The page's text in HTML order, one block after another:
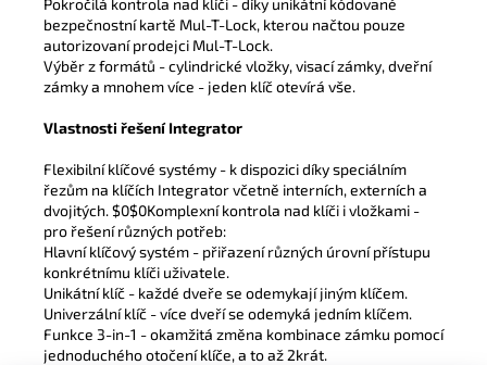
bezpečnostní kartě Mul-T-Lock, kterou načtou pouze
autorizovaní prodejci Mul-T-Lock.
Výběr z formátů - cylindrické vložky, visací zámky, dveřní
zámky a mnohem více - jeden klíč otevírá vše.
Vlastnosti řešení Integrator
Flexibilní klíčové systémy - k dispozici díky speciálním
řezům na klíčích Integrator včetně interních, externích a
dvojitých. $0$0Komplexní kontrola nad klíči i vložkami -
pro řešení různých potřeb:
Hlavní klíčový systém - přiřazení různých úrovní přístupu
konkrétnímu klíči uživatele.
Unikátní klíč - každé dveře se odemykají jiným klíčem.
Univerzální klíč - více dveří se odemyká jedním klíčem.
Funkce 3-in-1 - okamžitá změna kombinace zámku pomocí
jednoduchého otočení klíče, a to až 2krát.